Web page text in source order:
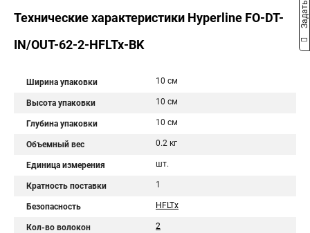
Технические характеристики Hyperline FO-DT-
IN/OUT-62-2-HFLTx-BK
Ширина упаковки 10 см
Высота упаковки 10 см
Глубина упаковки 10 см
Объемный вес 0.2 кг
Единица измерения шт.
Кратность поставки 1
Безопасность HFLTx
Кол-во волокон 2